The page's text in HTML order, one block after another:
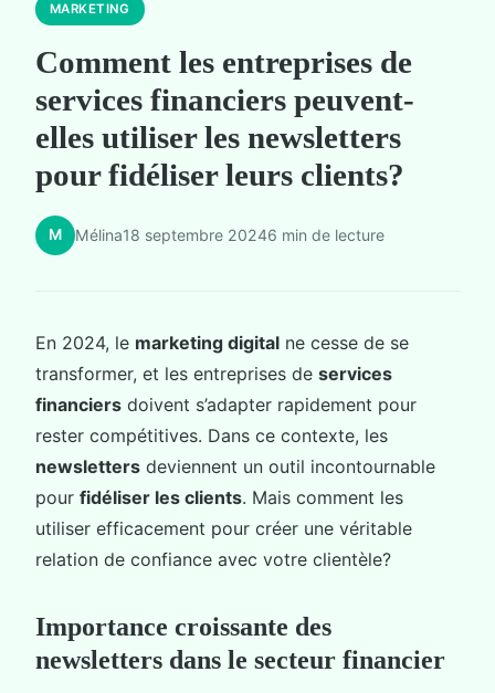
MARKETING
Comment les entreprises de
services financiers peuvent-
elles utiliser les newsletters
pour fidéliser leurs clients?
M Mélina18 septembre 20246 min de lecture
En 2024, le marketing digital ne cesse de se
transformer, et les entreprises de services
financiers doivent s’adapter rapidement pour
rester compétitives. Dans ce contexte, les
newsletters deviennent un outil incontournable
pour fidéliser les clients. Mais comment les
utiliser efficacement pour créer une véritable
relation de confiance avec votre clientèle?
Importance croissante des
newsletters dans le secteur financier